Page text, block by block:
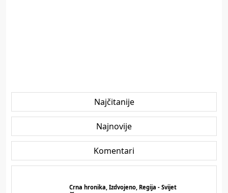
Najčitanije
Najnovije
Komentari